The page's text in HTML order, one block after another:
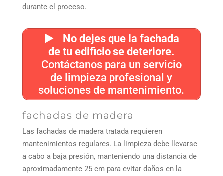
durante el proceso.
No dejes que la fachada
de tu edificio se deteriore.
Contáctanos para un servicio
de limpieza profesional y
soluciones de mantenimiento.
fachadas de madera
Las fachadas de madera tratada requieren
mantenimientos regulares. La limpieza debe llevarse
a cabo a baja presión, manteniendo una distancia de
aproximadamente 25 cm para evitar daños en la